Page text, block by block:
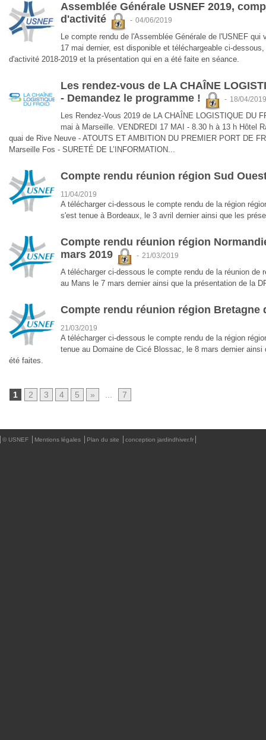
Assemblée Générale USNEF 2019,
d'activité
- 04/06/2019
Le compte rendu de l'Assemblée Générale de l'USNEF
17 mai dernier, est disponible et téléchargeable ci-
d'activité 2018-2019 et la présentation qui en a été faite en séance.
Les rendez-vous de LA CHAÎNE
- Demandez le programme !
- 18/04/
Les Rendez-Vous 2019 de LA CHAÎNE LOGISTIQUE DU
mai à Marseille. VENDREDI 17 MAI - 8.30 h à 13 h Hôtel
quai de Rive Neuve - ATOUTS ET AMBITION DU PREMIER PORT DE
Marseille Fos - SURETÉ DE L’INFORMATION...
Compte rendu réunion région Sud
11/04/2019
A télécharger ci-dessous le compte rendu de la région
s'est tenue à Bordeaux, le 3 avril dernier ainsi que les
Compte rendu réunion région
mars 2019
- 21/03/2019
A télécharger ci-dessous le compte rendu de la réunion de
au Mans le 7 mars dernier ainsi que la présentation de la
Compte rendu réunion région
21/03/2019
A télécharger ci-dessous le compte rendu de la région
tenue au Domaine de Cicé Blossac, le 8 mars dernier
été faites.
1 2 3 4 5 » 7
© USNEF Mentions légales Plan du site conception jardindhiver.fr